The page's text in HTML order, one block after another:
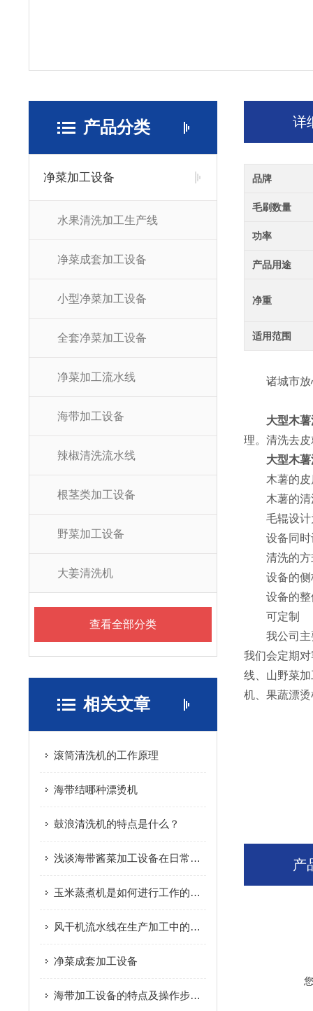
产品分类
净菜加工设备
水果清洗加工生产线
净菜成套加工设备
小型净菜加工设备
全套净菜加工设备
净菜加工流水线
海带加工设备
辣椒清洗流水线
根茎类加工设备
野菜加工设备
大姜清洗机
查看全部分类
相关文章
滚筒清洗机的工作原理
海带结哪种漂烫机
鼓浪清洗机的特点是什么？
浅谈海带酱菜加工设备在日常生活中的重要性
玉米蒸煮机是如何进行工作的您知道吗？
风干机流水线在生产加工中的优点
净菜成套加工设备
海带加工设备的特点及操作步骤介绍
详
品牌
毛刷数量
功率
产品用途
净重
适用范围
诸城市放心
大型木
理。清洗去
大型木
木薯的皮质
木薯的清洗
毛辊设计为
设备同时
清洗的方式
设备的侧
设备的整体
可定制
我公司主要
我们会定期
线、山野菜
机、果蔬漂
产